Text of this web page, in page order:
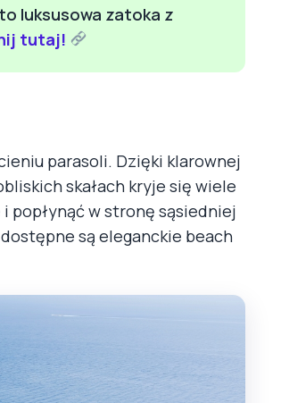
luksusowa zatoka z
tutaj!
parasoli. Dzięki klarownej
skałach kryje się wiele
popłynąć w stronę sąsiedniej
są eleganckie beach